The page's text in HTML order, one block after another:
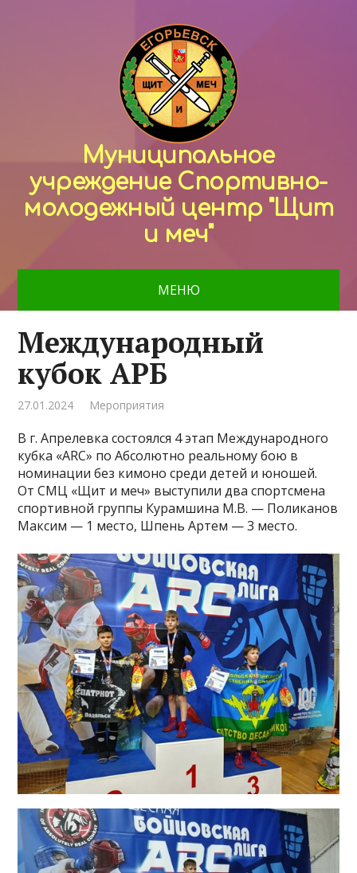
Муниципальное
учреждение Спортивно-
молодежный центр "Щит
и меч"
МЕНЮ
Международный
кубок АРБ
27.01.2024 Мероприятия
В г. Апрелевка состоялся 4 этап Международного
кубка «ARC» по Абсолютно реальному бою в
номинации без кимоно среди детей и юношей.
От СМЦ «Щит и меч» выступили два спортсмена
спортивной группы Курамшина М.В. — Поликанов
Максим — 1 место, Шпень Артем — 3 место.